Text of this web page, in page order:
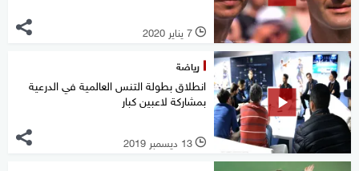
l 7 يناير 2020
رياضة
انطلاق بطولة التنس العالمية في الدرعية
بمشاركة لاعبين كبار
l 13 ديسمبر 2019